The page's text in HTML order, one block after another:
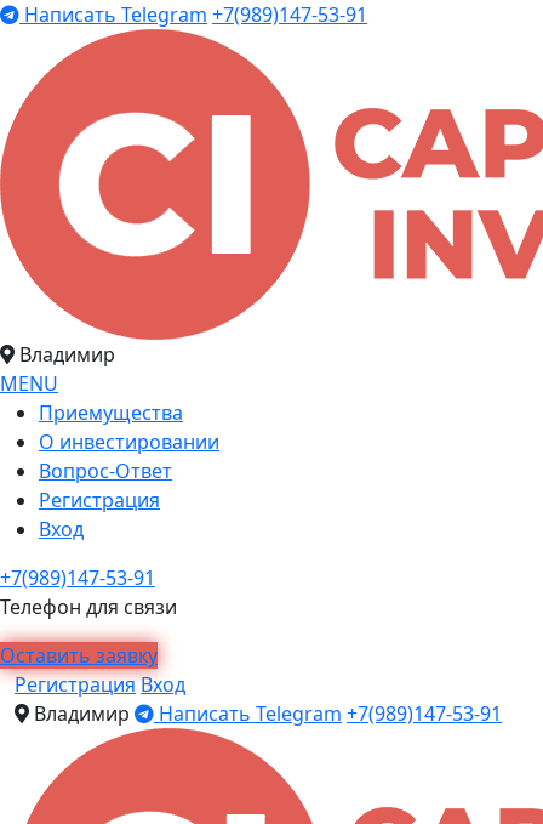
Написать Telegram +7(989)147-53-91
Владимир
MENU
Приемущества
О инвестировании
Вопрос-Ответ
Регистрация
Вход
+7(989)147-53-91
Телефон для связи
Оставить заявку
РегистрацияВход
Владимир
Написать Telegram +7(989)147-53-91